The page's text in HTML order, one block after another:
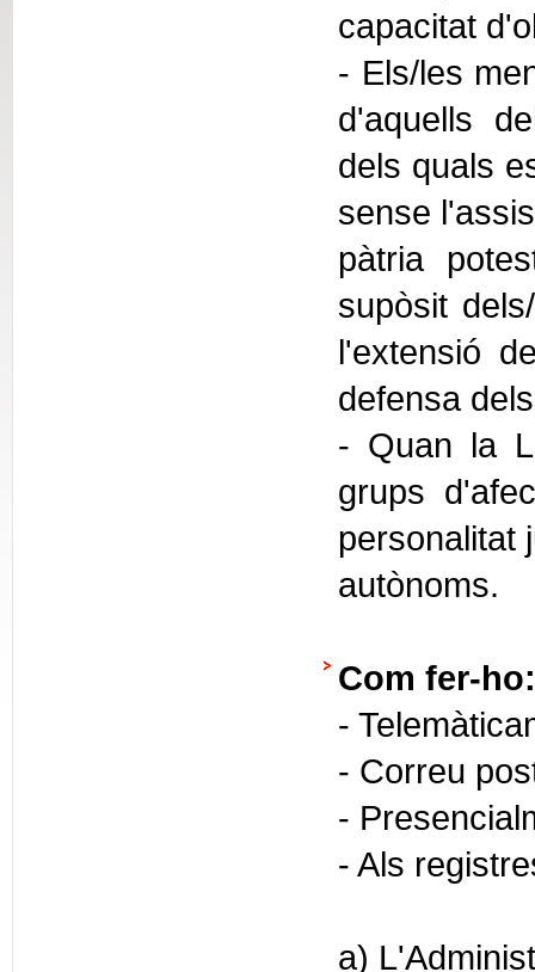
capacitat
- Els/les
d'aquells
dels quals
sense
pàtria
supòsit
l'extensió
defensa
- Quan la
grups
personalitat
autònoms.
Com fer-ho:
-
- Correu
-
- Als
a)